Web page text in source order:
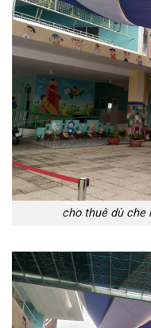
cho thuê dù che